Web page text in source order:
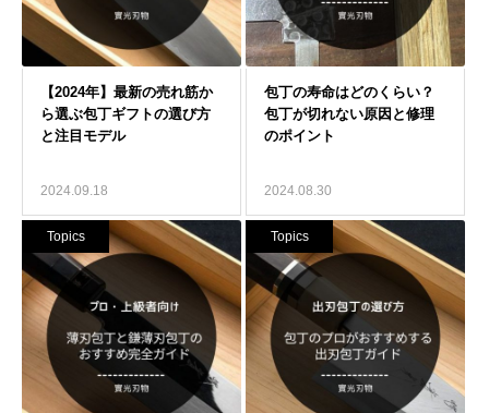
2024.09.18 2024.08.30
Topics Topics